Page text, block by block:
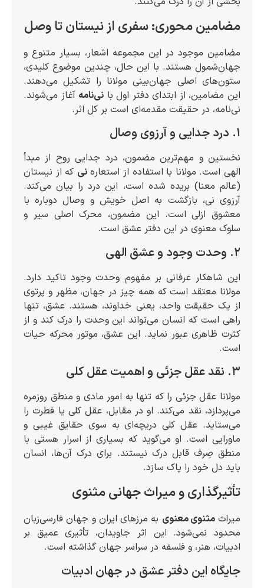
مضامین محوری: سفری از نیستان تا وصل
مضامین موجود در این مجموعه اشعار، بسیار متنوع و
جهان‌شمول هستند. با این حال، چندین موضوع کلیدی،
ستون‌های اصلی جهان‌بینی مولانا را تشکیل می‌دهند.
این مضامین، از ابتدای دفتر اول با نی‌نامه آغاز می‌شوند.
نی‌نامه، در حقیقت مقدمه‌ای است بر کل اثر.
۱. درد جدایی و آرزوی وصال
نخستین و مهم‌ترین مضمون، درد جدایی روح از مبدأ
الهی است. مولانا با استفاده از استعارهنی که از نیستان
(عالم معنا) بریده شده است، این درد را بیان می‌کند.
آرزوی نی، بازگشت به اصل خویش و وصال دوباره با
معشوق ازلی است. این مضمون، محرک اصلی سیر و
سلوک معنوی در این دفتر عشق است.
۲. وحدت وجود و عشق الهی
این شاهکار عرفانی بر مفهوم وحدت وجود تاکید دارد.
مولانا معتقد است که همه چیز در جهان، مظهر و پرتوی
از یک حقیقت واحد، یعنی خداوند، هستند. عشق، تنها
راهی است که انسان می‌تواند این وحدت را درک کند و از
کثرت ظاهری عبور نماید. این عشق، موتور محرکه حیات
است.
۳. نقد عقل جزئی و اهمیت عقل کلی
مولانا عقل جزئی را که تنها به امور مادی و منطق روزمره
می‌پردازد، نقد می‌کند. او در مقابل، عقل کلی یا فطرت را
می‌ستاید. عقل کلی دریچه‌ای به سوی حقایق غیبی و
ماورایی است. او می‌گوید که بسیاری از اسرار هستی با
منطق صِرف قابل درک نیستند. برای درک آن‌ها، انسان
باید دل خود را پاک سازد.
تأثیرگذاری و میراث جهانی مثنوی
میراثمثنوی معنوی به مرزهای ایران و جهان فارسی‌زبان
محدود نمی‌شود. این اثر جاویدان، تأثیری عمیق بر
ادبیات، هنر، و فلسفه در سراسر جهان گذاشته است.
جایگاه این دفتر عشق در جهان ادبیات